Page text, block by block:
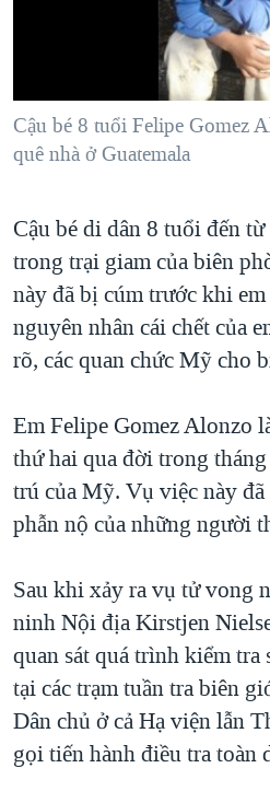
NGƯỜI VIỆT HẢI NGOẠI
KINH TẾ
VĂN HOÁ
THỂ THAO
GIÁO DỤC
HÀNH TRÌNH BẦU CỬ 2024
MỘT NĂM CHIẾN TRANH TẠI
GIẢI MÃ VÀNH ĐAI & CON
NGÀY TỊ NẠN THẾ GIỚI
GROUND ZERO – XƯA VÀ NAY
CÁC GIÁ TRỊ CỘNG HÒA Ở
THƯỢNG ĐỈNH TRUMP-KIM
NGƯ DÂN VIỆT VÀ LÀN SÓNG
QUAN HỆ VIỆT MỸ
MẠNG XÃ HỘI
Ngôn ngữ khác
Cậu bé 8 tuổi Felipe Gomez
quê nhà ở Guatemala
Cậu bé di dân 8 tuổi đến
trong trại giam của biên
này đã bị cúm trước khi
nguyên nhân cái chết của
rõ, các quan chức Mỹ cho
Em Felipe Gomez Alonzo
thứ hai qua đời trong
trú của Mỹ. Vụ việc này
phẫn nộ của những người
Sau khi xảy ra vụ tử vong
ninh Nội địa Kirstjen
quan sát quá trình kiểm
tại các trạm tuần tra biên
Dân chủ ở cả Hạ viện lẫn
gọi tiến hành điều tra toàn